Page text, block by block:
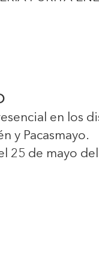
en los
y Pacasmayo.
25 de mayo